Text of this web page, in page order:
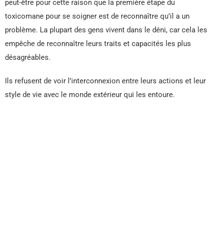
peut-être pour cette raison que la première étape du
toxicomane pour se soigner est de reconnaître qu’il a un
problème. La plupart des gens vivent dans le déni, car cela les
empêche de reconnaître leurs traits et capacités les plus
désagréables.
Ils refusent de voir l’interconnexion entre leurs actions et leur
style de vie avec le monde extérieur qui les entoure.